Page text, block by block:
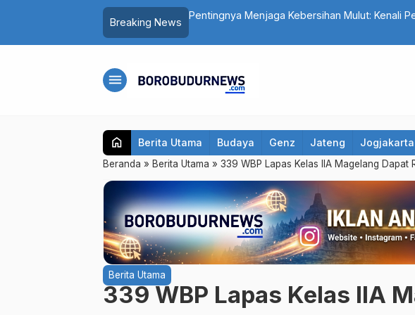
Breaking News
Ribuan Kampung Nelayan Akan Dibangun, Ini
menu
home Berita Utama Budaya Genz Jateng Jogjakarta
Beranda » Berita Utama » 339 WBP Lapas Kelas IIA Magelang Dapat
Berita Utama
339 WBP Lapas Kelas IIA